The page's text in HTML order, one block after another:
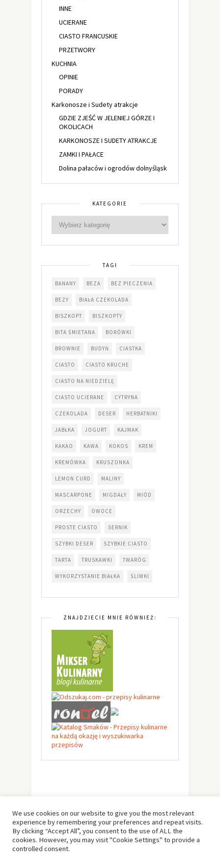
INNE
UCIERANE
CIASTO FRANCUSKIE
PRZETWORY
KUCHNIA
OPINIE
PORADY
Karkonosze i Sudety atrakcje
GDZIE ZJEŚĆ W JELENIEJ GÓRZE I
OKOLICACH
KARKONOSZE I SUDETY ATRAKCJE
ZAMKI I PAŁACE
Dolina pałaców i ogrodów dolnyśląsk
KATEGORIE
TAGI
BANANY BEZA BEZ PIECZENIA
BEZY BIAŁA CZEKOLADA
BISZKOPT BISZKOPTY
BITA ŚMIETANA BORÓWKI
BROWNIE BUDYŃ CIASTKA
CIASTO CIASTO KRUCHE
CIASTO NA NIEDZIELĘ
CIASTO UCIERANE CYTRYNA
CZEKOLADA DESER HERBATNIKI
JABŁKA JOGURT KAJMAK
KAKAO KAWA KOKOS KREM
KREMÓWKA KRUSZONKA
LEMON CURD MALINY
MASCARPONE MIGDAŁY MIÓD
ORZECHY OWOCE
PROSTE CIASTO SERNIK
SZYBKI DESER SZYBKIE CIASTO
TARTA TRUSKAWKI TWARÓG
WYKORZYSTANIE BIAŁKA ŚLIWKI
ZNAJDZIECIE MNIE RÓWNIEŻ:
We use cookies on our website to give you the most relevant
experience by remembering your preferences and repeat visits.
By clicking “Accept All”, you consent to the use of ALL the
cookies. However, you may visit "Cookie Settings" to provide a
controlled consent.